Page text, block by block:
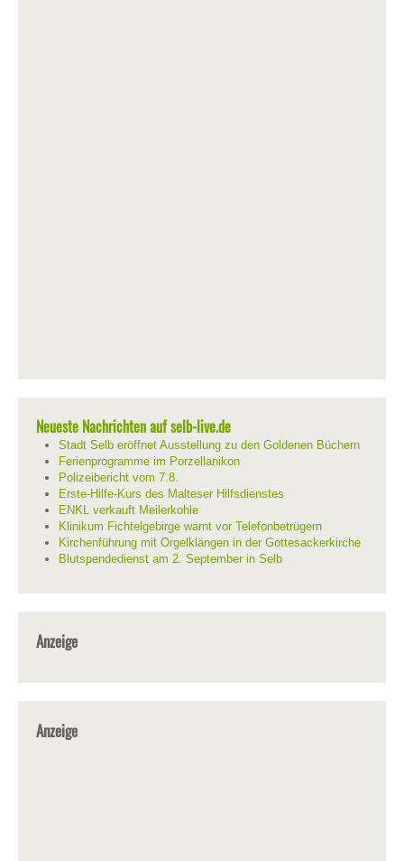
Neueste Nachrichten auf selb-live.de
Stadt Selb eröffnet Ausstellung zu den Goldenen Büchern
Ferienprogramme im Porzellanikon
Polizeibericht vom 7.8.
Erste-Hilfe-Kurs des Malteser Hilfsdienstes
ENKL verkauft Meilerkohle
Klinikum Fichtelgebirge warnt vor Telefonbetrügern
Kirchenführung mit Orgelklängen in der Gottesackerkirche
Blutspendedienst am 2. September in Selb
Anzeige
Anzeige